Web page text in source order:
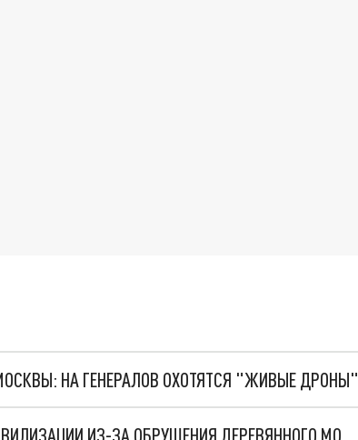
НА ГЕНЕРАЛОВ ОХОТЯТСЯ "ЖИВЫЕ ДРОНЫ"